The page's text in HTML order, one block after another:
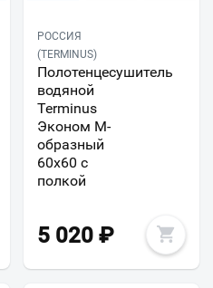
РОССИЯ
(TERMINUS)
Полотенцесушитель
водяной
Terminus
Эконом М-
образный
60х60 с
полкой
5 020 ₽